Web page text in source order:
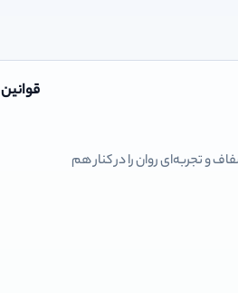
و تجربه‌ای روان را در کنار هم
قوانین